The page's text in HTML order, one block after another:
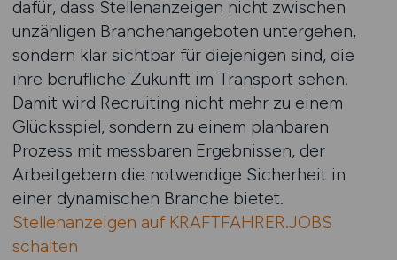
dafür, dass Stellenanzeigen nicht zwischen
unzähligen Branchenangeboten untergehen,
sondern klar sichtbar für diejenigen sind, die
ihre berufliche Zukunft im Transport sehen.
Damit wird Recruiting nicht mehr zu einem
Glücksspiel, sondern zu einem planbaren
Prozess mit messbaren Ergebnissen, der
Arbeitgebern die notwendige Sicherheit in
einer dynamischen Branche bietet.
Stellenanzeigen auf KRAFTFAHRER.JOBS
schalten